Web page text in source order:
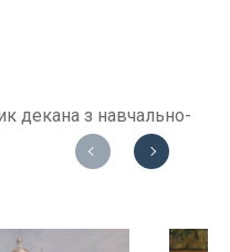
декана з навчально-
Previous Next